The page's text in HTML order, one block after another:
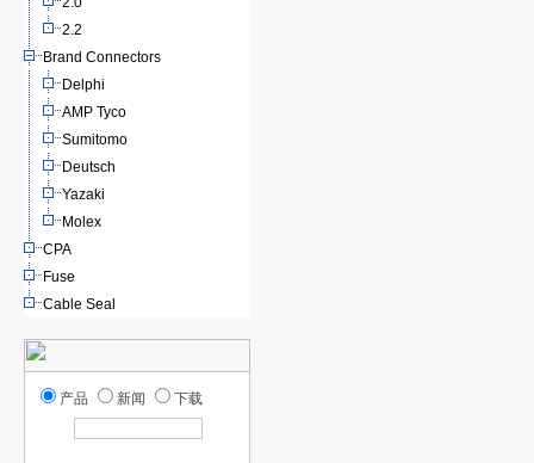
2.2
Brand Connectors
Delphi
AMP Tyco
Sumitomo
Deutsch
Yazaki
Molex
CPA
Fuse
Cable Seal
产品 新闻 下载